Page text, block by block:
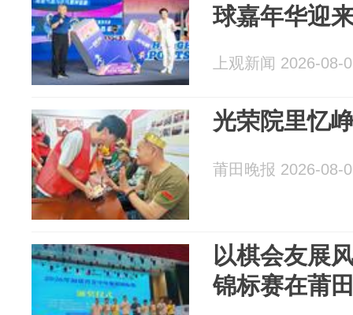
球嘉年华迎
上观新闻 2026-08-
光荣院里忆
莆田晚报 2026-08-
以棋会友展
锦标赛在莆